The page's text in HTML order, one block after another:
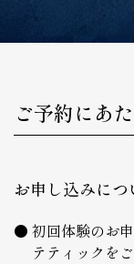
ご予約にあ
お申し込みにつ
初回体験のお
テティックを